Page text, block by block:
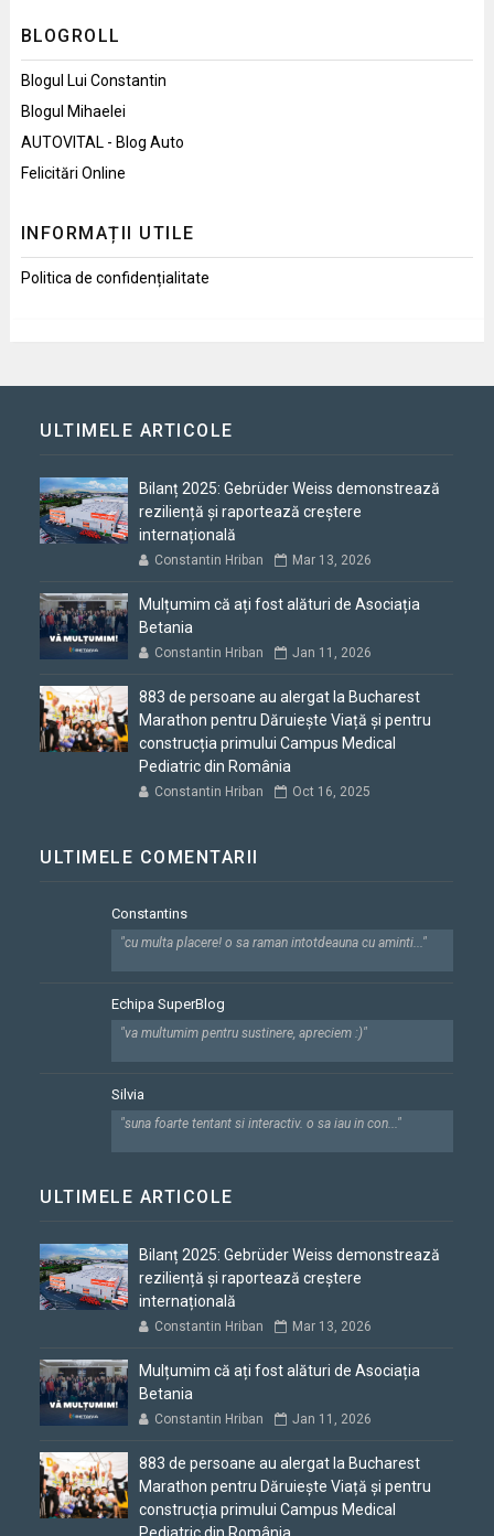
BLOGROLL
Blogul Lui Constantin
Blogul Mihaelei
AUTOVITAL - Blog Auto
Felicitări Online
INFORMAȚII UTILE
Politica de confidențialitate
ULTIMELE ARTICOLE
Bilanț 2025: Gebrüder Weiss demonstrează
reziliență și raportează creștere
internațională
Constantin Hriban Mar 13, 2026
Mulțumim că ați fost alături de Asociația
Betania
Constantin Hriban Jan 11, 2026
883 de persoane au alergat la Bucharest
Marathon pentru Dăruiește Viață și pentru
construcția primului Campus Medical
Pediatric din România
Constantin Hriban Oct 16, 2025
ULTIMELE COMENTARII
Constantins
"cu multa placere! o sa raman intotdeauna cu aminti..."
Echipa SuperBlog
"va multumim pentru sustinere, apreciem :)"
Silvia
"suna foarte tentant si interactiv. o sa iau in con..."
ULTIMELE ARTICOLE
Bilanț 2025: Gebrüder Weiss demonstrează
reziliență și raportează creștere
internațională
Constantin Hriban Mar 13, 2026
Mulțumim că ați fost alături de Asociația
Betania
Constantin Hriban Jan 11, 2026
883 de persoane au alergat la Bucharest
Marathon pentru Dăruiește Viață și pentru
construcția primului Campus Medical